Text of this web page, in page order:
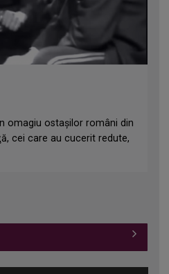
omagiu ostaşilor români din
cei care au cucerit redute,